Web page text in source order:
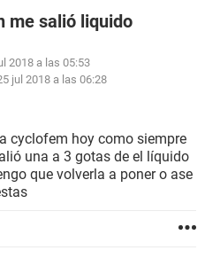
me salió liquido
2018 a las 05:53
jul 2018 a las 06:28
cyclofem hoy como siempre
una a 3 gotas de el líquido
que volverla a poner o ase